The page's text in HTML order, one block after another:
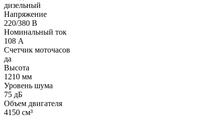
дизельный
Напряжение
220/380 В
Номинальный ток
108 А
Счетчик моточасов
да
Высота
1210 мм
Уровень шума
75 дБ
Объем двигателя
4150 см³